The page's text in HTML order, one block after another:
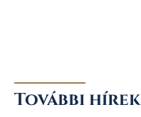
További hírek